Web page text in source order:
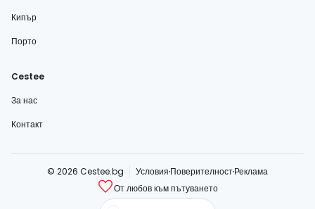
Кипър
Порто
Cestee
За нас
Контакт
© 2026 Cestee.bg Условия ПоверителностРеклама
От любов към пътуването
cestee.com